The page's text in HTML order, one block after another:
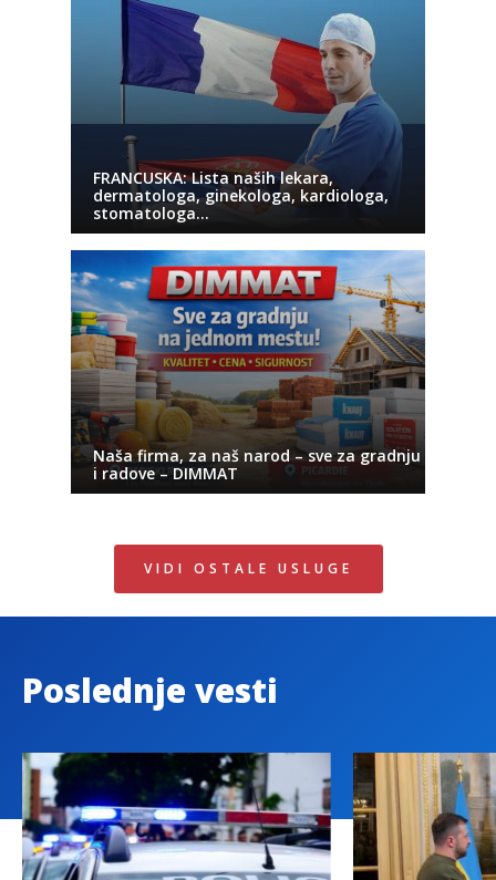
FRANCUSKA: Lista naših lekara,
dermatologa, ginekologa, kardiologa,
stomatologa…
Naša firma, za naš narod – sve za gradnju
i radove – DIMMAT
VIDI OSTALE USLUGE
Poslednje vesti